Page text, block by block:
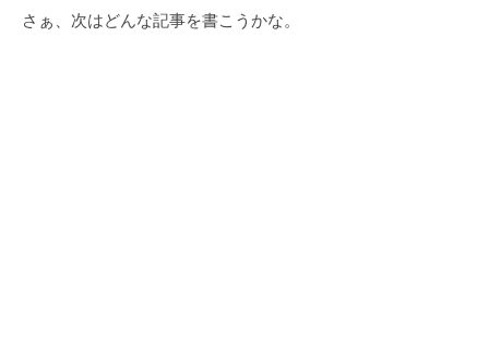
さぁ、次はどんな記事を書こうかな。